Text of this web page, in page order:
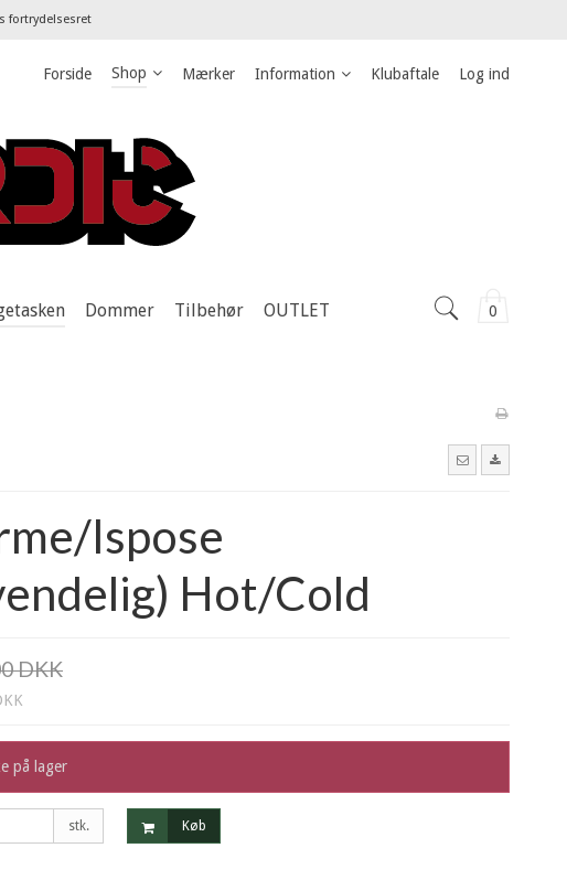
fortrydelsesret
Forside Shop Mærker Information Klubaftale Log ind
0
Dommer Tilbehør
OUTLET
Ispose
Hot/Cold
DKK
på lager
stk. Køb